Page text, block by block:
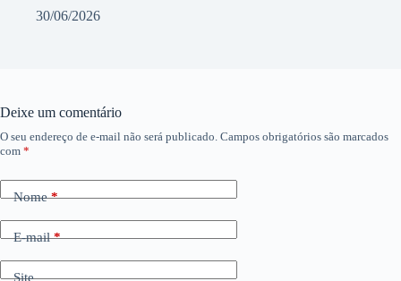
30/06/2026
Deixe um comentário
O seu endereço de e-mail não será publicado. Campos obrigatórios são marcados
com *
Nome*
E-mail*
Site